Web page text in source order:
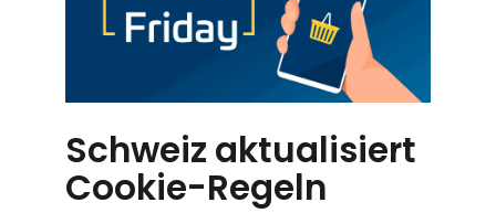
Schweiz aktualisiert
Cookie-Regeln